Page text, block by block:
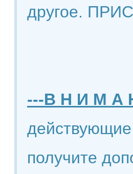
другое.
---В Н И М А
действующие
получите